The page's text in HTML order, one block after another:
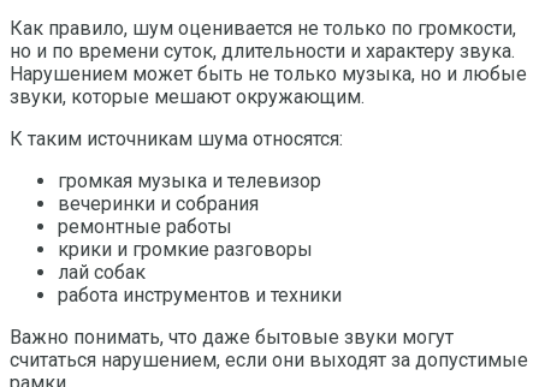
Как правило, шум оценивается не только по громкости,
но и по времени суток, длительности и характеру звука.
Нарушением может быть не только музыка, но и любые
звуки, которые мешают окружающим.
К таким источникам шума относятся:
громкая музыка и телевизор
вечеринки и собрания
ремонтные работы
крики и громкие разговоры
лай собак
работа инструментов и техники
Важно понимать, что даже бытовые звуки могут
считаться нарушением, если они выходят за допустимые